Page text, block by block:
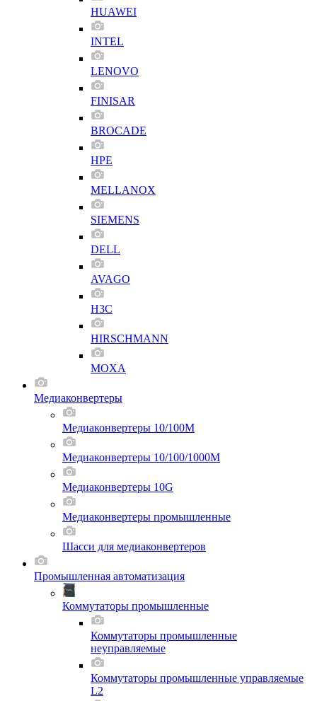
HUAWEI
INTEL
LENOVO
FINISAR
BROCADE
HPE
MELLANOX
SIEMENS
DELL
AVAGO
H3C
HIRSCHMANN
MOXA
Медиаконвертеры
Медиаконвертеры 10/100M
Медиаконвертеры 10/100/1000M
Медиаконвертеры 10G
Медиаконвертеры промышленные
Шасси для мeдиаконвертеров
Промышленная автоматизация
Коммутаторы промышленные
Коммутаторы промышленные
неуправляемые
Коммутаторы промышленные управляемые
L2